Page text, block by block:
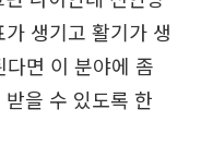
생기고 활기가 생
면 이 분야에 좀
을 수 있도록 한